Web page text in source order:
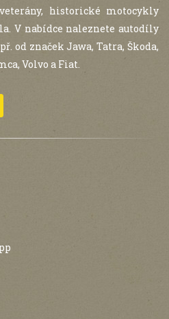
historické motocykly
V nabídce naleznete autodíly
od značek Jawa, Tatra, Škoda,
Volvo a Fiat.